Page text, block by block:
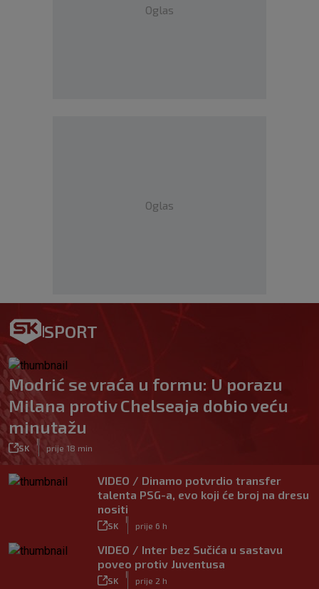
Oglas
Oglas
SPORT
Modrić se vraća u formu: U porazu
Milana protiv Chelseaja dobio veću
minutažu
SK prije 18 min
VIDEO / Dinamo potvrdio transfer
talenta PSG-a, evo koji će broj na dresu
nositi
SK prije 6 h
VIDEO / Inter bez Sučića u sastavu
poveo protiv Juventusa
SK prije 2 h